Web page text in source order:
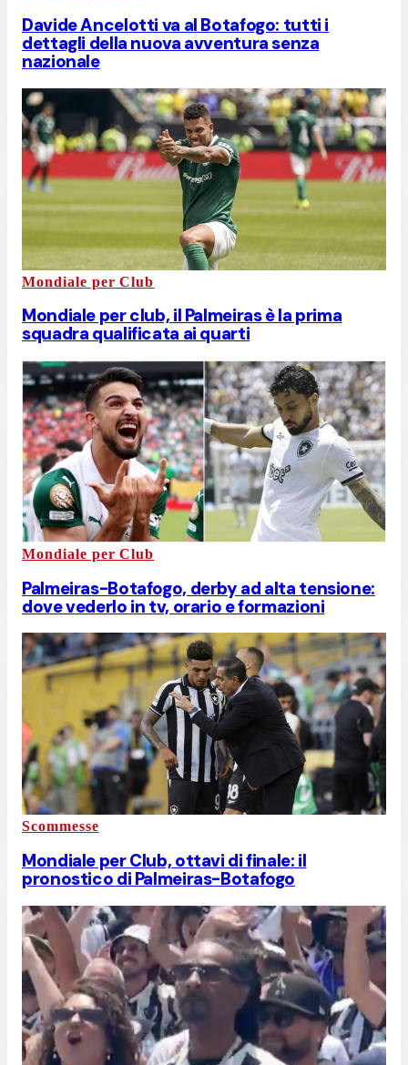
Davide Ancelotti va al Botafogo: tutti i
dettagli della nuova avventura senza
nazionale
Mondiale per Club
Mondiale per club, il Palmeiras è la prima
squadra qualificata ai quarti
Mondiale per Club
Palmeiras-Botafogo, derby ad alta tensione:
dove vederlo in tv, orario e formazioni
Scommesse
Mondiale per Club, ottavi di finale: il
pronostico di Palmeiras-Botafogo